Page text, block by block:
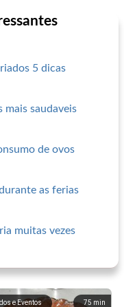
5 dicas
mais saudaveis
de ovos
as ferias
muitas vezes
75 min
e Eventos